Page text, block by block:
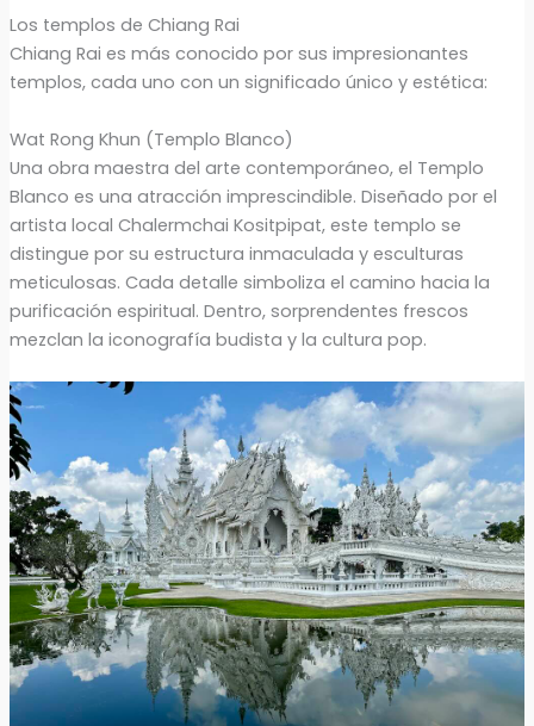
Los templos de Chiang Rai
Chiang Rai es más conocido por sus impresionantes
templos, cada uno con un significado único y estética:
Wat Rong Khun (Templo Blanco)
Una obra maestra del arte contemporáneo, el Templo
Blanco es una atracción imprescindible. Diseñado por el
artista local Chalermchai Kositpipat, este templo se
distingue por su estructura inmaculada y esculturas
meticulosas. Cada detalle simboliza el camino hacia la
purificación espiritual. Dentro, sorprendentes frescos
mezclan la iconografía budista y la cultura pop.